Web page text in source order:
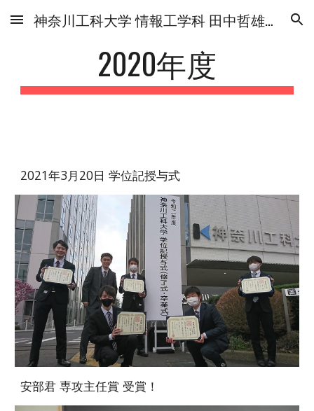
Skip to main content Skip to navigation
神奈川工科大学 情報工学科 田中哲雄研究室
2020年度
2021年3月20日 学位記授与式
安部君 専攻主任賞 受賞！